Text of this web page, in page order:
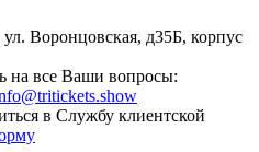
Воронцовская, д35Б, корпус
на все Ваши вопросы:
в Службу клиентской